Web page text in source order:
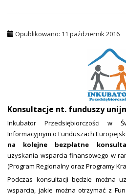
Opublikowano: 11 październik 2016
Konsultacje nt. funduszy
Inkubator Przedsiębiorczości w
Informacyjnym o Funduszach
na kolejne bezpłatne
uzyskania wsparcia finansowego w
(Program Regionalny oraz Programy
Podczas konsultacji będzie można
wsparcia, jakie można otrzymać z